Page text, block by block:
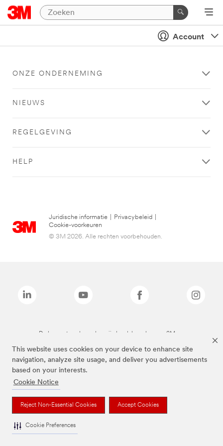
This website uses cookies on your device to enhance site
navigation, analyze site usage, and deliver you advertisements
based on your interests.
Cookie Notice
Reject Non-Essential Cookies Accept Cookies
Cookie Preferences
Account
ONZE ONDERNEMING
NIEUWS
REGELGEVING
HELP
Juridische informatie Privacybeleid
Cookie-voorkeuren
© 3M 2026. Alle rechten voorbehouden.
De bovenstaande merken zijn handelsmerken van 3M.we